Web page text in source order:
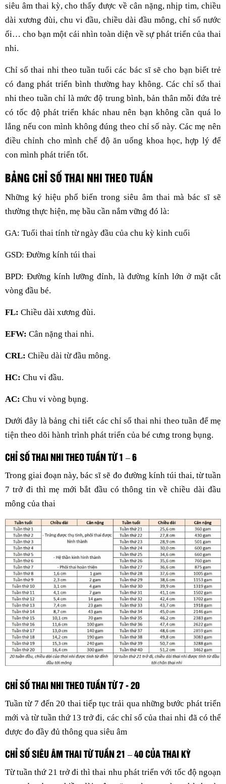
siêu âm thai kỳ, cho thấy được về cân nặng, nhịp tim, chiều
dài xương đùi, chu vi đầu, chiều dài đầu mông, chỉ số nước
ối… cho bạn một cái nhìn toàn diện về sự phát triển của thai
nhi.
Chỉ số thai nhi theo tuần tuổi các bác sĩ sẽ cho bạn biết trẻ
có đang phát triển bình thường hay không. Các chỉ số thai
nhi theo tuần chỉ là mức độ trung bình, bản thân mỗi đứa trẻ
có tốc độ phát triển khác nhau nên bạn không cần quá lo
lắng nếu con mình không đúng theo chỉ số này. Các mẹ nên
điều chỉnh cho mình chế độ ăn uống khoa học, hợp lý để
con mình phát triển tốt.
BẢNG CHỈ SỐ THAI NHI THEO TUẦN
Những ký hiệu phổ biến trong siêu âm thai mà bác sĩ sẽ
thường thực hiện, mẹ bầu cần nắm vững đó là:
GA: Tuổi thai tính từ ngày đầu của chu kỳ kinh cuối
GSD: Đường kính túi thai
BPD: Đường kính lưỡng đỉnh, là đường kính lớn ở mặt cắt
vòng đầu bé.
FL: Chiều dài xương đùi.
EFW: Cân nặng thai nhi.
CRL: Chiều dài từ đầu mông.
HC: Chu vi đầu.
AC: Chu vi vòng bụng.
Dưới đây là bảng chi tiết các chỉ số thai nhi theo tuần để mẹ
tiện theo dõi hành trình phát triển của bé cưng trong bụng.
CHỈ SỐ THAI NHI THEO TUẦN TỪ 1 – 6
Trong giai đoạn này, bác sĩ sẽ đo đường kính túi thai, từ tuần
7 trở đi thì mẹ mới bắt đầu có thông tin về chiều dài đầu
mông của thai
CHỈ SỐ THAI NHI THEO TUẦN TỪ 7 - 20
Tuần từ 7 đến 20 thai tiếp tục trải qua những bước phát triển
mới và từ tuần thứ 13 trở đi, các chỉ số của thai nhi đã có thể
được đo đầy đủ thông qua siêu âm
CHỈ SỐ SIÊU ÂM THAI TỪ TUẦN 21 – 40 CỦA THAI KỲ
Từ tuần thứ 21 trở đi thì thai nhu phát triển với tốc độ ngoạn